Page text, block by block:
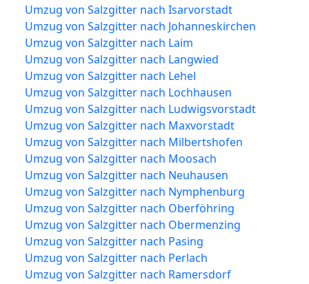
Umzug von Salzgitter nach Isarvorstadt
Umzug von Salzgitter nach Johanneskirchen
Umzug von Salzgitter nach Laim
Umzug von Salzgitter nach Langwied
Umzug von Salzgitter nach Lehel
Umzug von Salzgitter nach Lochhausen
Umzug von Salzgitter nach Ludwigsvorstadt
Umzug von Salzgitter nach Maxvorstadt
Umzug von Salzgitter nach Milbertshofen
Umzug von Salzgitter nach Moosach
Umzug von Salzgitter nach Neuhausen
Umzug von Salzgitter nach Nymphenburg
Umzug von Salzgitter nach Oberföhring
Umzug von Salzgitter nach Obermenzing
Umzug von Salzgitter nach Pasing
Umzug von Salzgitter nach Perlach
Umzug von Salzgitter nach Ramersdorf